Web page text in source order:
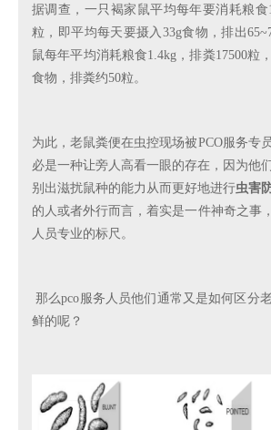
据调查，一只褐家鼠平均每年要消耗粮食
粒，即平均每天要摄入33g食物，排出
鼠每年平均消耗粮食1.4kg，排粪17500粒
食物，排粪约50粒。
为此，老鼠粪便在虫控现场被PCO服务专
必是一种让旁人高看一眼的存在，因为他
别出滋扰鼠种的能力从而更好地进行虫害
的人或者外行而言，着实是一件神奇之事
人员专业的标尺。
那么pco服务人员他们通常又是如何区分
鲜的呢？